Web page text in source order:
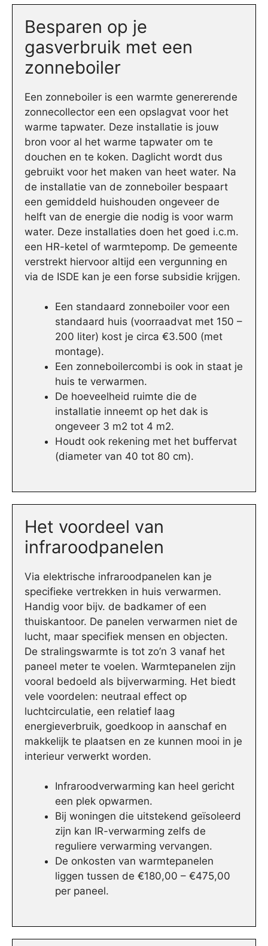
Besparen op je
gasverbruik met een
zonneboiler
Een zonneboiler is een warmte genererende
zonnecollector een een opslagvat voor het
warme tapwater. Deze installatie is jouw
bron voor al het warme tapwater om te
douchen en te koken. Daglicht wordt dus
gebruikt voor het maken van heet water. Na
de installatie van de zonneboiler bespaart
een gemiddeld huishouden ongeveer de
helft van de energie die nodig is voor warm
water. Deze installaties doen het goed i.c.m.
een HR-ketel of warmtepomp. De gemeente
verstrekt hiervoor altijd een vergunning en
via de ISDE kan je een forse subsidie krijgen.
Een standaard zonneboiler voor een
standaard huis (voorraadvat met 150 –
200 liter) kost je circa €3.500 (met
montage).
Een zonneboilercombi is ook in staat je
huis te verwarmen.
De hoeveelheid ruimte die de
installatie inneemt op het dak is
ongeveer 3 m2 tot 4 m2.
Houdt ook rekening met het buffervat
(diameter van 40 tot 80 cm).
Het voordeel van
infraroodpanelen
Via elektrische infraroodpanelen kan je
specifieke vertrekken in huis verwarmen.
Handig voor bijv. de badkamer of een
thuiskantoor. De panelen verwarmen niet de
lucht, maar specifiek mensen en objecten.
De stralingswarmte is tot zo’n 3 vanaf het
paneel meter te voelen. Warmtepanelen zijn
vooral bedoeld als bijverwarming. Het biedt
vele voordelen: neutraal effect op
luchtcirculatie, een relatief laag
energieverbruik, goedkoop in aanschaf en
makkelijk te plaatsen en ze kunnen mooi in je
interieur verwerkt worden.
Infraroodverwarming kan heel gericht
een plek opwarmen.
Bij woningen die uitstekend geïsoleerd
zijn kan IR-verwarming zelfs de
reguliere verwarming vervangen.
De onkosten van warmtepanelen
liggen tussen de €180,00 – €475,00
per paneel.